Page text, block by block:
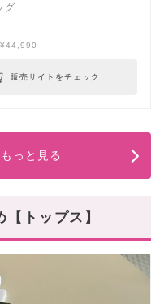
グ
¥44,990
販売サイトをチェック
っと見る
トップス】